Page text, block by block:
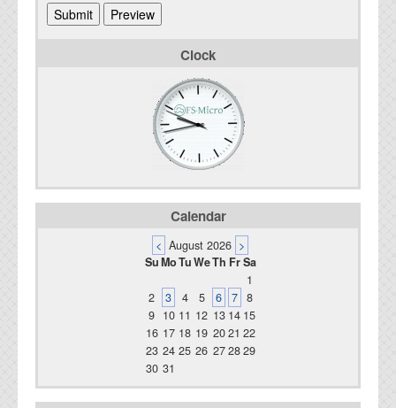
Clock
Calendar
< August 2026 >
SuMoTuWeTh FrSa
1
2
3 4 5 6 7 8
9 10 11 12 13 14 15
16 17 18 19 2021 22
23 24 25 26 272829
30 31